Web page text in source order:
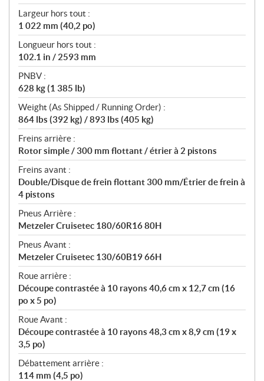
Largeur hors tout :
1 022 mm (40,2 po)
Longueur hors tout :
102.1 in / 2593 mm
PNBV :
628 kg (1 385 lb)
Weight (As Shipped / Running Order) :
864 lbs (392 kg) / 893 lbs (405 kg)
Freins arrière :
Rotor simple / 300 mm flottant / étrier à 2 pistons
Freins avant :
Double/Disque de frein flottant 300 mm/Étrier de frein à
4 pistons
Pneus Arrière :
Metzeler Cruisetec 180/60R16 80H
Pneus Avant :
Metzeler Cruisetec 130/60B19 66H
Roue arrière :
Découpe contrastée à 10 rayons 40,6 cm x 12,7 cm (16
po x 5 po)
Roue Avant :
Découpe contrastée à 10 rayons 48,3 cm x 8,9 cm (19 x
3,5 po)
Débattement arrière :
114 mm (4,5 po)